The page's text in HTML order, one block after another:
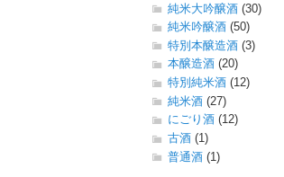
純米大吟醸酒 (30)
純米吟醸酒 (50)
特別本醸造酒 (3)
本醸造酒 (20)
特別純米酒 (12)
純米酒 (27)
にごり酒 (12)
古酒 (1)
普通酒 (1)